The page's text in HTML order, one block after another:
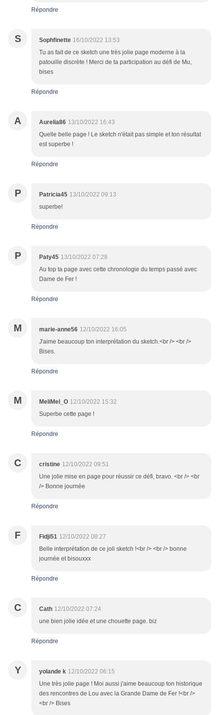
Répondre
S Sophfinette 16/10/2022 13:53
Tu as fait de ce sketch une très jolie page moderne à la
patouille discrète ! Merci de ta participation au défi de Mu,
bises
Répondre
A Aurelia86 13/10/2022 16:43
Quelle belle page ! Le sketch n'était pas simple et ton résultat
est superbe !
Répondre
P Patricia45 13/10/2022 09:13
superbe!
Répondre
P Paty45 13/10/2022 07:28
Au top ta page avec cette chronologie du temps passé avec
Dame de Fer !
Répondre
M marie-anne56 12/10/2022 16:05
J'aime beaucoup ton interprétation du sketch.<br /> <br />
Bises.
Répondre
M MeliMel_O 12/10/2022 15:32
Superbe cette page !
Répondre
C cristine 12/10/2022 09:51
Une jolie mise en page pour réussir ce défi, bravo. <br /> <br
/> Bonne journée
Répondre
F Fidji51 12/10/2022 08:27
Belle interprétation de ce joli sketch !<br /> <br /> bonne
journée et bisouxxx
Répondre
C Cath 12/10/2022 07:24
une bien jolie idée et une chouette page. biz
Répondre
Y yolande k 12/10/2022 06:15
Une très jolie page ! Moi aussi j'aime beaucoup ton historique
des rencontres de Lou avec la Grande Dame de Fer !<br />
<br /> Bises